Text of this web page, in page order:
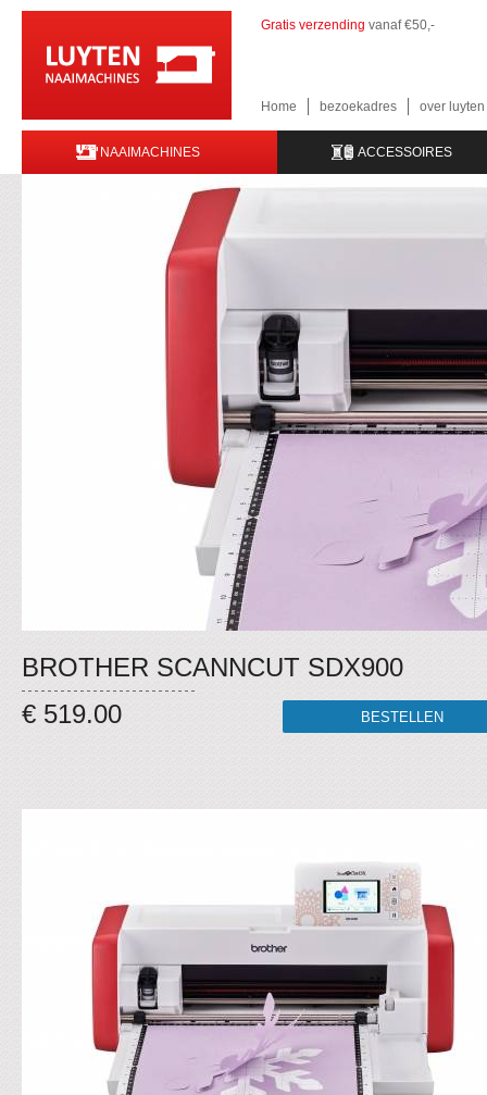
Gratis verzending vanaf €50,-
Home bezoekadres over
NAAIMACHINES ACCESSOIRES
BROTHER SCANNCUT SDX900
€ 519.00